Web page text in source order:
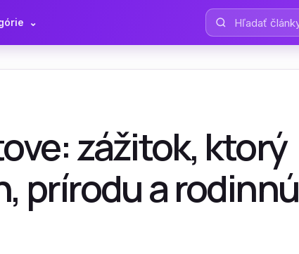
⌄ Hľadať články
zážitok, ktorý
prírodu a rodinnú